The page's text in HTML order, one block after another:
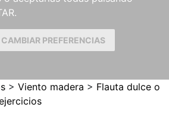
CAMBIAR PREFERENCIAS
> Viento madera > Flauta dulce o